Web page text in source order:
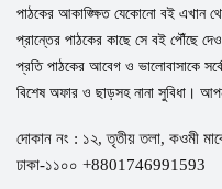
পাঠকের আকাঙ্ক্ষিত যেকোনো বই এখান
প্রান্তের পাঠকের কাছে সে বই পৌঁছে
প্রতি পাঠকের আবেগ ও ভালোবাসাকে
বিশেষ অফার ও ছাড়সহ নানা সুবিধা।
দোকান নং : ১২, তৃতীয় তলা, কওমী
ঢাকা-১১০০ +8801746991593